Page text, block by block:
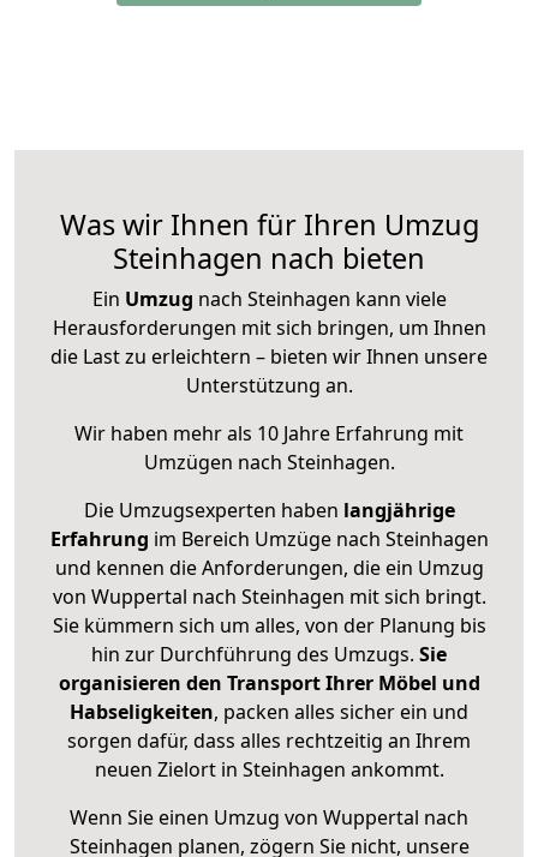
Was wir Ihnen für Ihren Umzug
Steinhagen nach bieten
Ein Umzug nach Steinhagen kann viele
Herausforderungen mit sich bringen, um Ihnen
die Last zu erleichtern – bieten wir Ihnen unsere
Unterstützung an.
Wir haben mehr als 10 Jahre Erfahrung mit
Umzügen nach Steinhagen.
Die Umzugsexperten haben langjährige
Erfahrung im Bereich Umzüge nach Steinhagen
und kennen die Anforderungen, die ein Umzug
von Wuppertal nach Steinhagen mit sich bringt.
Sie kümmern sich um alles, von der Planung bis
hin zur Durchführung des Umzugs. Sie
organisieren den Transport Ihrer Möbel und
Habseligkeiten, packen alles sicher ein und
sorgen dafür, dass alles rechtzeitig an Ihrem
neuen Zielort in Steinhagen ankommt.
Wenn Sie einen Umzug von Wuppertal nach
Steinhagen planen, zögern Sie nicht, unsere